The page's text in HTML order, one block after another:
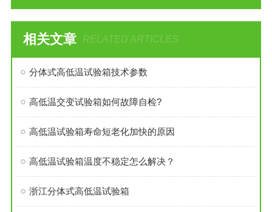
相关文章 RELATED ARTICLES
分体式高低温试验箱技术参数
高低温交变试验箱如何故障自检?
高低温试验箱寿命短老化加快的原因
高低温试验箱温度不稳定怎么解决？
浙江分体式高低温试验箱